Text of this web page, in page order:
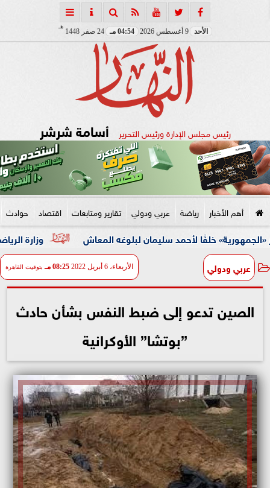
الأحد 04:54 مـ 24 صفر 1448
هـ
رئيس مجلس الإدارة ورئيس التحرير أسامة شرشر
أهم الأخبار رياضة عربي ودولي تقارير ومتابعات اقتصاد حوادث
وزارة الرياضة: اتحاد خلفًا لأحمد سليمان لبلوغه المعاش
عربي ودولي الأربعاء، 6 أبريل 2022 08:25 مـ بتوقيت القاهرة
الصين تدعو إلى ضبط النفس بشأن حادث
”بوتشا” الأوكرانية